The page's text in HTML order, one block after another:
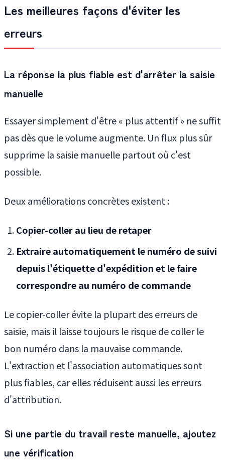
Les meilleures façons d'éviter les
erreurs
La réponse la plus fiable est d'arrêter la saisie
manuelle
Essayer simplement d'être « plus attentif » ne suffit
pas dès que le volume augmente. Un flux plus sûr
supprime la saisie manuelle partout où c'est
possible.
Deux améliorations concrètes existent :
Copier-coller au lieu de retaper
Extraire automatiquement le numéro de suivi
depuis l'étiquette d'expédition et le faire
correspondre au numéro de commande
Le copier-coller évite la plupart des erreurs de
saisie, mais il laisse toujours le risque de coller le
bon numéro dans la mauvaise commande.
L'extraction et l'association automatiques sont
plus fiables, car elles réduisent aussi les erreurs
d'attribution.
Si une partie du travail reste manuelle, ajoutez
une vérification